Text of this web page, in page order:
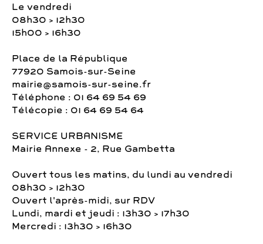
Le vendredi
08h30 > 12h30
15h00 > 16h30
Place de la République
77920 Samois-sur-Seine
mairie@samois-sur-seine.fr
Téléphone : 01 64 69 54 69
Télécopie : 01 64 69 54 64
SERVICE URBANISME
Mairie Annexe - 2, Rue Gambetta
Ouvert tous les matins, du lundi au vendredi
08h30 > 12h30
Ouvert l'après-midi, sur RDV
Lundi, mardi et jeudi : 13h30 > 17h30
Mercredi : 13h30 > 16h30